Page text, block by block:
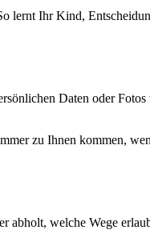
lernt Ihr Kind,
Daten oder
zu Ihnen kommen,
abholt, welche Wege